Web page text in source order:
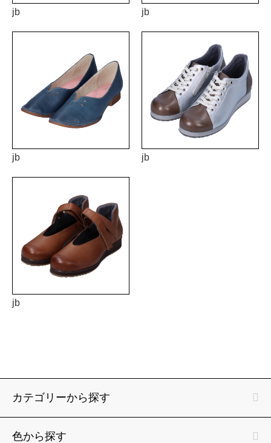
jb jb
jb jb
jb
カテゴリーから探す
色から探す